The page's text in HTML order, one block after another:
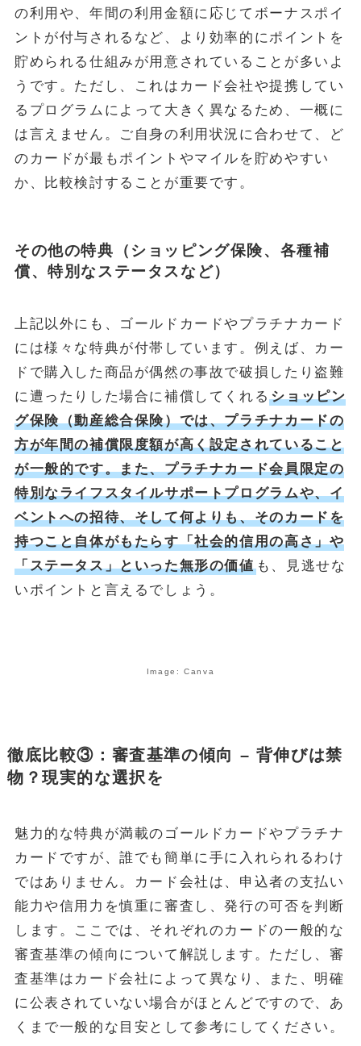
の利用や、年間の利用金額に応じてボーナスポイ
ントが付与されるなど、より効率的にポイントを
貯められる仕組みが用意されていることが多いよ
うです。ただし、これはカード会社や提携してい
るプログラムによって大きく異なるため、一概に
は言えません。ご自身の利用状況に合わせて、ど
のカードが最もポイントやマイルを貯めやすい
か、比較検討することが重要です。
その他の特典（ショッピング保険、各種補
償、特別なステータスなど）
上記以外にも、ゴールドカードやプラチナカード
には様々な特典が付帯しています。例えば、カー
ドで購入した商品が偶然の事故で破損したり盗難
に遭ったりした場合に補償してくれるショッピン
グ保険（動産総合保険）では、プラチナカードの
方が年間の補償限度額が高く設定されていること
が一般的です。また、プラチナカード会員限定の
特別なライフスタイルサポートプログラムや、イ
ベントへの招待、そして何よりも、そのカードを
持つこと自体がもたらす「社会的信用の高さ」や
「ステータス」といった無形の価値も、見逃せな
いポイントと言えるでしょう。
Image: Canva
徹底比較③：審査基準の傾向 – 背伸びは禁
物？現実的な選択を
魅力的な特典が満載のゴールドカードやプラチナ
カードですが、誰でも簡単に手に入れられるわけ
ではありません。カード会社は、申込者の支払い
能力や信用力を慎重に審査し、発行の可否を判断
します。ここでは、それぞれのカードの一般的な
審査基準の傾向について解説します。ただし、審
査基準はカード会社によって異なり、また、明確
に公表されていない場合がほとんどですので、あ
くまで一般的な目安として参考にしてください。